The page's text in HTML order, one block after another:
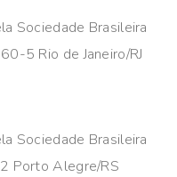
Sociedade Brasileira
5 Rio de Janeiro/RJ
Sociedade Brasileira
Porto Alegre/RS